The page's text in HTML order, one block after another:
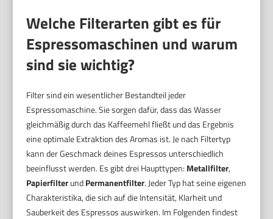
Welche Filterarten gibt es für
Espressomaschinen und warum
sind sie wichtig?
Filter sind ein wesentlicher Bestandteil jeder
Espressomaschine. Sie sorgen dafür, dass das Wasser
gleichmäßig durch das Kaffeemehl fließt und das Ergebnis
eine optimale Extraktion des Aromas ist. Je nach Filtertyp
kann der Geschmack deines Espressos unterschiedlich
beeinflusst werden. Es gibt drei Haupttypen: Metallfilter,
PapierfilterundPermanentfilter. Jeder Typ hat seine eigenen
Charakteristika, die sich auf die Intensität, Klarheit und
Sauberkeit des Espressos auswirken. Im Folgenden findest